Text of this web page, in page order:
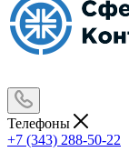
Телефоны
+7 (343) 288-50-22